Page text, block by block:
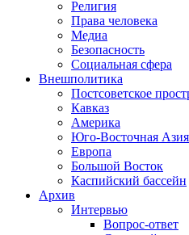
Религия
Права человека
Медиа
Безопасность
Социальная сфера
Внешполитика
Постсоветское
Кавказ
Америка
Юго-Восточная Азия
Европа
Большой Восток
Каспийский бассейн
Архив
Интервью
Вопрос-ответ